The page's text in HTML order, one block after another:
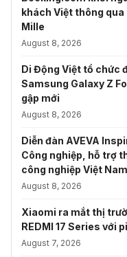
khách Việt thông
Mille
August 8, 2026
Di Động Việt tổ chức
Samsung Galaxy Z
gập mới
August 8, 2026
Diễn đàn AVEVA
Công nghiệp, hỗ trợ
công nghiệp Việt Nam
August 8, 2026
Xiaomi ra mắt thị
REDMI 17 Series với
August 7, 2026